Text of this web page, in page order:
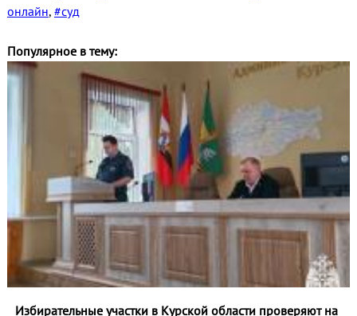
онлайн, #суд
Популярное в тему:
Избирательные участки в Курской области проверяют на